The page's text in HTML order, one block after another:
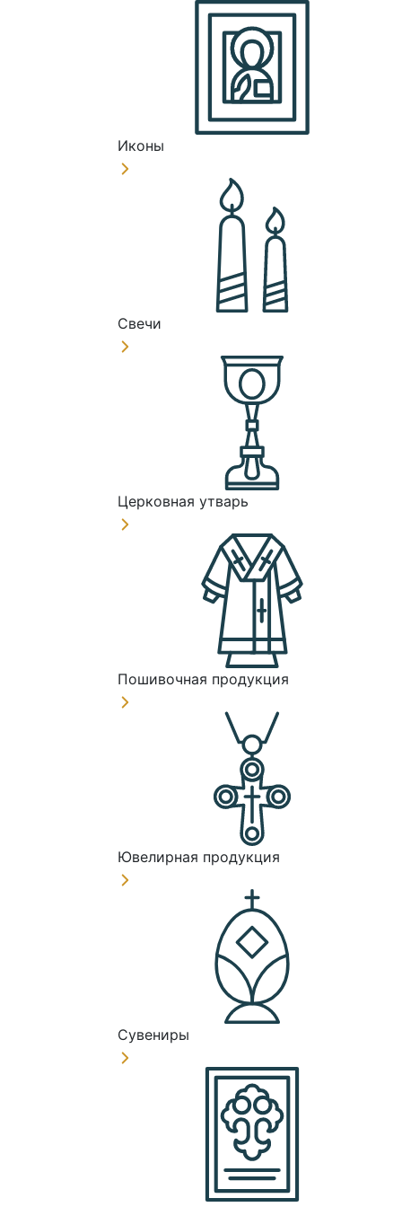
Иконы
Свечи
Церковная утварь
Пошивочная продукция
Ювелирная продукция
Сувениры